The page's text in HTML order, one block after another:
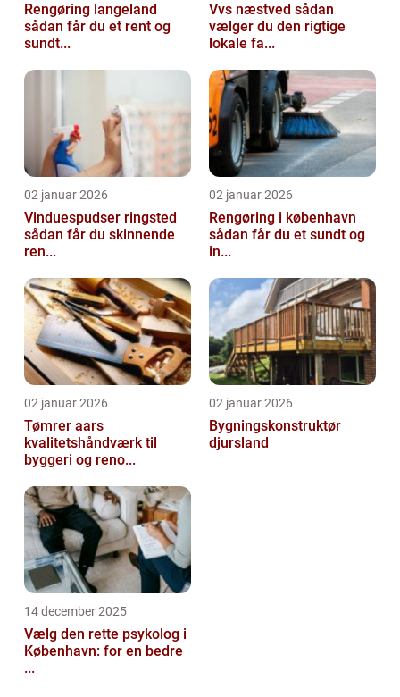
Rengøring langeland
sådan får du et rent og
sundt...
Vvs næstved sådan
vælger du den rigtige
lokale fa...
02 januar 2026
Vinduespudser ringsted
sådan får du skinnende
ren...
02 januar 2026
Rengøring i københavn
sådan får du et sundt og
in...
02 januar 2026
Tømrer aars
kvalitetshåndværk til
byggeri og reno...
02 januar 2026
Bygningskonstruktør
djursland
14 december 2025
Vælg den rette psykolog i
København: for en bedre
...